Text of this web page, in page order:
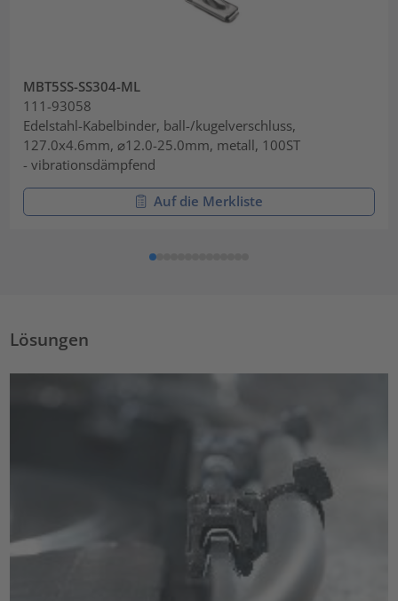
MBT5SS-SS304-ML
111-93058
Edelstahl-Kabelbinder, ball-/kugelverschluss,
127.0x4.6mm, ⌀12.0-25.0mm, metall, 100ST
- vibrationsdämpfend
Auf die Merkliste
Lösungen